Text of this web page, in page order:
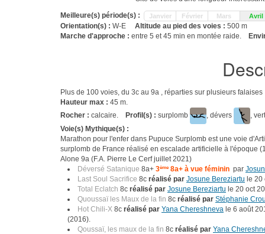
Meilleure(s) période(s) : Janvier Février Mars Avril
Orientation(s) : W-E Altitude au pied des voies : 500 m
Marche d'approche : entre 5 et 45 min en montée raide.
Plus de 100 voies, du 3c au 9a , réparties sur plusieurs
Hauteur max : 45 m.
Rocher : calcaire. Profil(s) : surplomb , dévers
,
Voie(s) Mythique(s) :
Marathon pour l'enfer dans Pupuce Surplomb est une voie
surplomb de France réalisé en escalade artificielle à l'époque
Alone 9a (F.A. Pierre Le Cerf juillet 2021)
Déversé Satanique 8a+ 3ème8a+ à vue féminin par
Last Soul Sacrifice 8c réalisé par Josune Bereziartu le
Total Eclatch 8c réalisé par Josune Bereziartu le 20 oct
Quoussaï les Maux de la fin 8c réalisé par Stéphanie
Hot Chili-X 8c réalisé par Yana Chereshneva le 6 août
(2016).
Qoussaï, les maux de la fin 8c réalisé par Yana